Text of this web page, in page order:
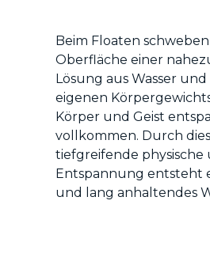
Beim Floaten
Oberfläche einer
Lösung aus Wasser und
eigenen
Körper und Geist
vollkommen. Durch
tiefgreifende physische
Entspannung entsteht
und lang anhaltendes